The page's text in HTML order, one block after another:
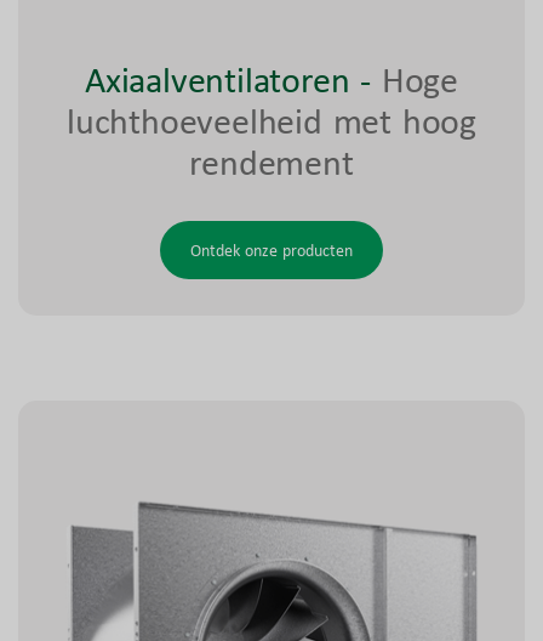
Axiaalventilatoren - Hoge
luchthoeveelheid met hoog
rendement
Ontdek onze producten